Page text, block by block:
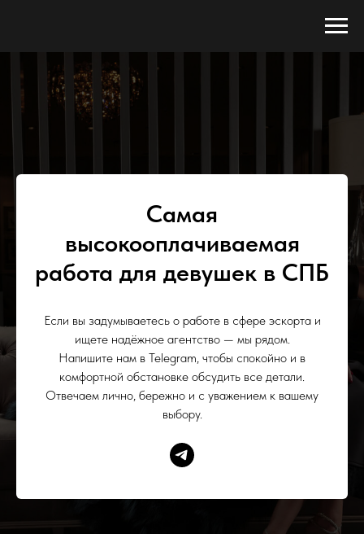
Самая
высокооплачиваемая
работа для девушек в СПБ
Если вы задумываетесь о работе в сфере эскорта и
ищете надёжное агентство — мы рядом.
Напишите нам в Telegram, чтобы спокойно и в
комфортной обстановке обсудить все детали.
Отвечаем лично, бережно и с уважением к вашему
выбору.